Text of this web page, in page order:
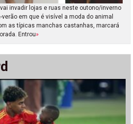
invadir lojas e ruas neste outono/inverno
em que é visível a moda do animal
as típicas manchas castanhas, marcará
Entrou»